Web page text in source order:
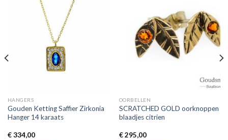
HANGERS
Gouden Ketting Saffier Zirkonia
Hanger 14 karaats
€334,00
OORBELLEN
SCRATCHED GOLD oorknoppen
blaadjes citrien
€295,00